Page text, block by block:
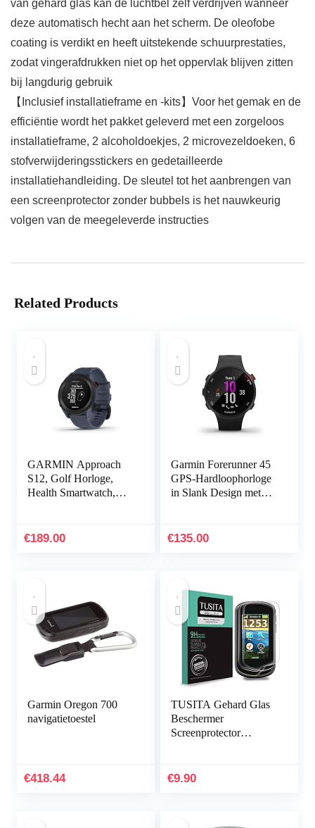
van gehard glas kan de luchtbel zelf verdrijven wanneer
deze automatisch hecht aan het scherm. De oleofobe
coating is verdikt en heeft uitstekende schuurprestaties,
zodat vingerafdrukken niet op het oppervlak blijven zitten
bij langdurig gebruik
【Inclusief installatieframe en -kits】Voor het gemak en de
efficiëntie wordt het pakket geleverd met een zorgeloos
installatieframe, 2 alcoholdoekjes, 2 microvezeldoeken, 6
stofverwijderingsstickers en gedetailleerde
installatiehandleiding. De sleutel tot het aanbrengen van
een screenprotector zonder bubbels is het nauwkeurig
volgen van de meegeleverde instructies
Related Products
GARMIN Approach
S12, Golf Horloge,
Health Smartwatch,
Green Weergave,
€189.00
Garmin Forerunner 45
GPS-Hardloophorloge
in Slank Design met
Trainingsschema’s…
€135.00
Garmin Oregon 700
navigatietoestel
€418.44
TUSITA Gehard Glas
Beschermer
Screenprotector
600t 650 650t 700 750
€9.90